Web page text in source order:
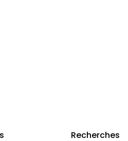
Recherches